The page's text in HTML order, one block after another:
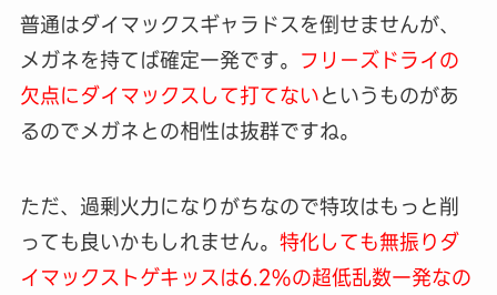
普通はダイマックスギャラドスを倒せませんが、
メガネを持てば確定一発です。 フリーズドライの
欠点にダイマックスして打てないというものがあ
るのでメガネとの相性は抜群ですね。
ただ、過剰火力になりがちなので特攻はもっと削
っても良いかもしれません。 特化しても無振りダ
イマックストゲキッスは6.2%の超低乱数一発なの